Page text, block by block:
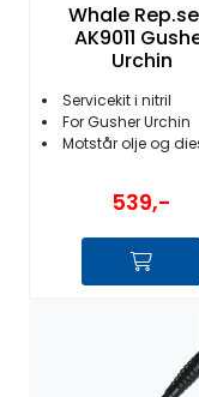
Whale
AK9011
Urchin
Servicekit i nitril
For Gusher Urchin
Motstår olje og
539,-
Seil
Nyheter